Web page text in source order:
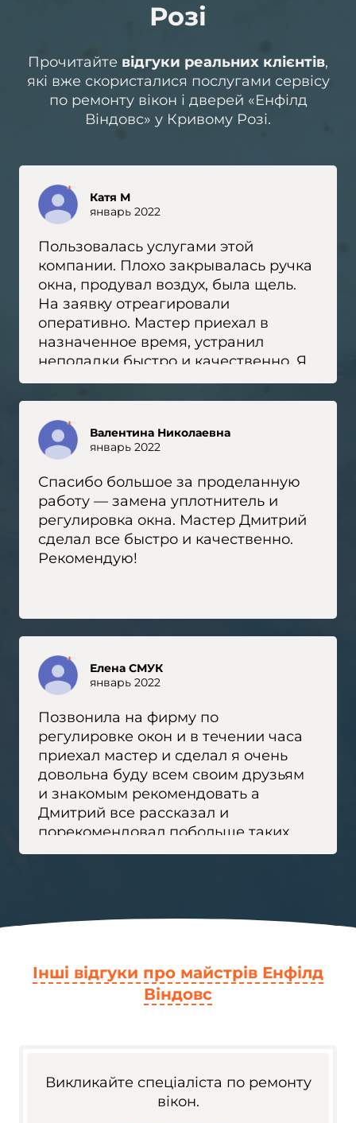
Розі
Прочитайте відгуки реальних клієнтів,
які вже скористалися послугами сервісу
по ремонту вікон і дверей «Енфілд
Віндовс» у Кривому Розі.
Катя М
январь 2022
Пользовалась услугами этой
компании. Плохо закрывалась ручка
окна, продувал воздух, была щель.
На заявку отреагировали
оперативно. Мастер приехал в
назначенное время, устранил
неполадки быстро и качественно. Я
довольна. По надобности буду
пользоваться услугами этой
компании, рекомендую и другим.
Валентина Николаевна
январь 2022
Спасибо большое за проделанную
работу — замена уплотнитель и
регулировка окна. Мастер Дмитрий
сделал все быстро и качественно.
Рекомендую!
Елена СМУК
январь 2022
Позвонила на фирму по
регулировке окон и в течении часа
приехал мастер и сделал я очень
довольна буду всем своим друзьям
и знакомым рекомендовать а
Дмитрий все рассказал и
порекомендовал побольше таких
мастеров желаю вашей фирме
Інші відгуки про майстрів Енфілд
Віндовс
Викликайте спеціаліста по ремонту
вікон.